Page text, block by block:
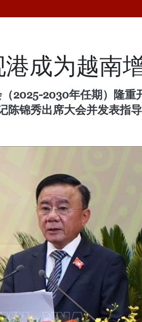
成为越南
2025-2030年任期）隆
锦秀出席大会并发表指导